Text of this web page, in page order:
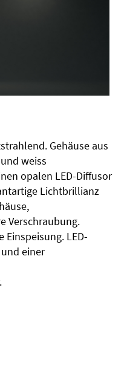
Gehäuse aus
weiss
opalen LED-Diffusor
Lichtbrillianz
Verschraubung.
LED-
einer